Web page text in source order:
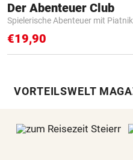
Der Abenteuer Club
Spielerische Abenteuer mit Piatnik
€19,90
VORTEILSWELT